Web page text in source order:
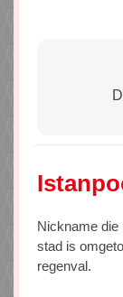
Nickname die
stad is
regenval.